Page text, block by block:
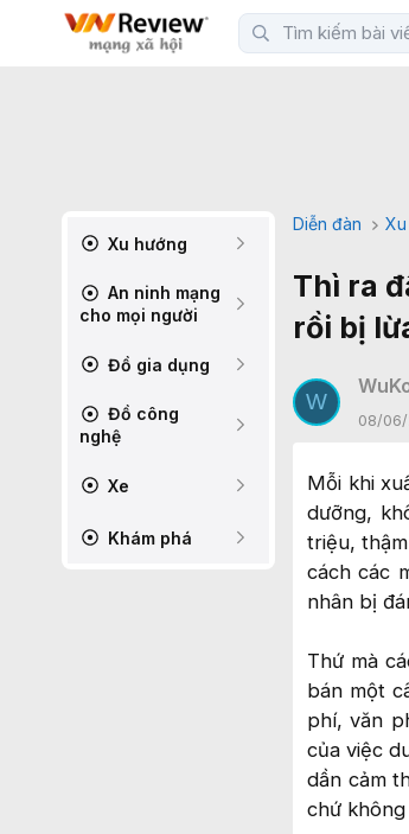
Xu hướng
An ninh mạng
cho mọi người
Đồ gia dụng
Đồ công
nghệ
Xe
Khám phá
Diễn đàn
Thì ra
rồi bị
W
08/
Mỗi khi
dưỡng,
triệu,
cách các
nhân bị
Thứ mà
bán một
phí, văn
của việc
dần cảm
chứ không